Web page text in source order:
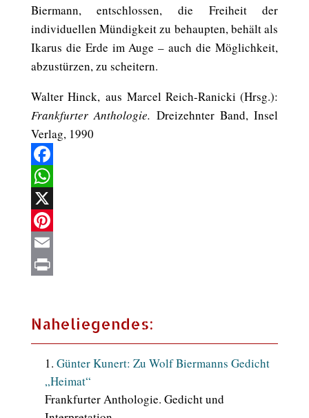
Biermann, entschlossen, die Freiheit der
individuellen Mündigkeit zu behaupten, behält als
Ikarus die Erde im Auge – auch die Möglichkeit,
abzustürzen, zu scheitern.
Walter Hinck, ausMarcel Reich-Ranicki (Hrsg.):
Frankfurter Anthologie. Dreizehnter Band, Insel
Verlag, 1990
Facebook
WhatsApp
X
Pinterest
Email
Naheliegendes:
Günter Kunert: Zu Wolf Biermanns Gedicht
„Heimat“
Frankfurter Anthologie. Gedicht und